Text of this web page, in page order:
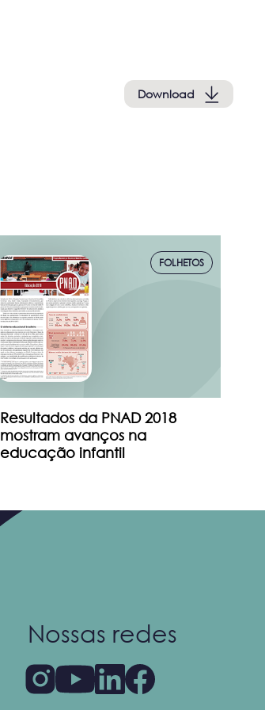
Download
FOLHETOS
Resultados da PNAD 2018
mostram avanços na
educação infantil
Nossas redes